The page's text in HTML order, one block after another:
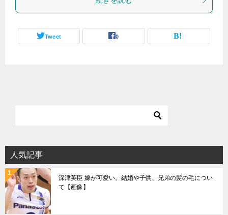
Tweet 0
人気記事
深津英臣 嫁が可愛い。結婚や子供、兄弟の髪の毛につい
て【画像】